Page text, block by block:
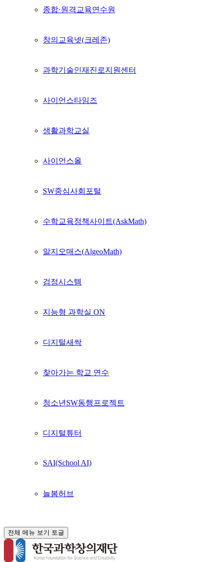
종합·원격교육연수원
창의교육넷(크레존)
과학기술인재진로지원센터
사이언스타임즈
생활과학교실
사이언스올
SW중심사회포털
수학교육정책사이트(AskMath)
알지오매스(AlgeoMath)
검정시스템
지능형 과학실 ON
디지털새싹
찾아가는 학교 연수
청소년SW동행프로젝트
디지털튜터
SAI(School AI)
늘봄허브
전체 메뉴 보기 토글